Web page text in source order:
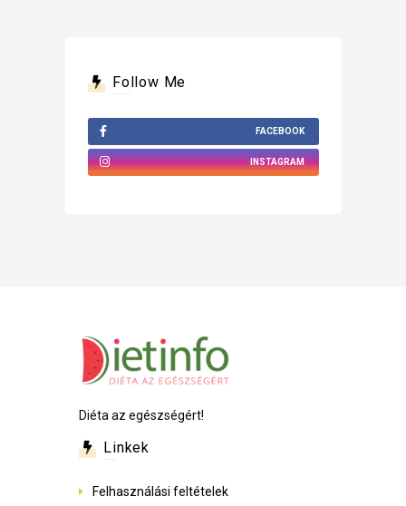
Follow Me
FACEBOOK
INSTAGRAM
Diéta az egészségért!
Linkek
Felhasználási feltételek